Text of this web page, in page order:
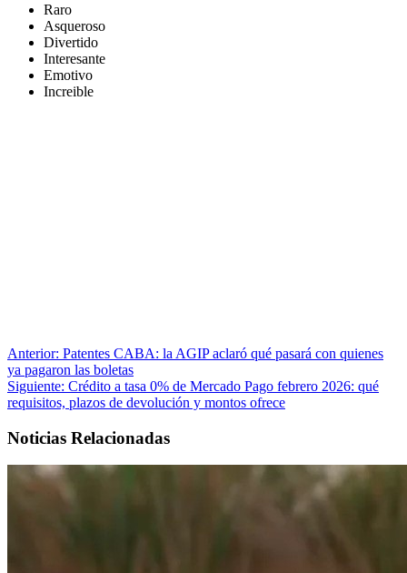
Raro
Asqueroso
Divertido
Interesante
Emotivo
Increible
Anterior: Patentes CABA: la AGIP aclaró qué pasará con quienes
ya pagaron las boletas
Siguiente: Crédito a tasa 0% de Mercado Pago febrero 2026: qué
requisitos, plazos de devolución y montos ofrece
Noticias Relacionadas